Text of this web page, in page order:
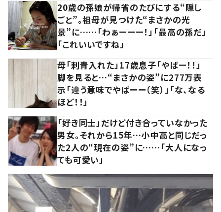
20歳の孫娘が帰省のたびにする“隠し
ごと”。祖母が見つけた“まさかの光
景”に……「わぁーーー！」「最高の孫だ」
「これいいですね」
母「刺青入れた」17歳息子「やばー！！」
脚を見ると…“まさかの姿”に277万表
示「違う意味でやばーー（笑）」「な、なる
ほど！！」
「好き同士」だけど付き合っていなかった
男女。それから15年…小中高と同じだっ
た2人の“現在の姿”に……「大人になっ
ても可愛い」